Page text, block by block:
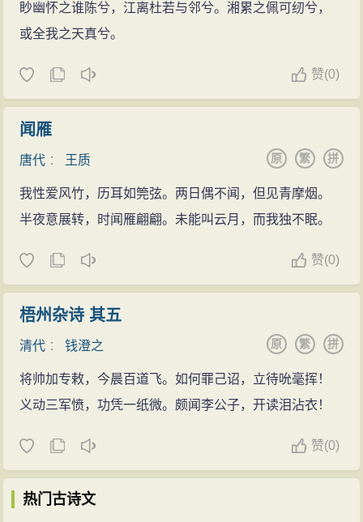
眇幽怀之谁陈兮，江离杜若与邻兮。湘累之佩可纫兮，
或全我之天真兮。
赞(0)
闻雁
唐代 ： 王质 拼
繁
原
我性爱风竹，历耳如筦弦。两日偶不闻，但见青摩烟。
半夜意展转，时闻雁翩翩。未能叫云月，而我独不眠。
赞(0)
梧州杂诗 其五
清代 ：钱澄之 拼
繁
原
将帅加专敕，今晨百道飞。如何罪己诏，立待吮毫挥！
义动三军愤，功凭一纸微。颇闻李公子，开读泪沾衣！
赞(0)
热门古诗文